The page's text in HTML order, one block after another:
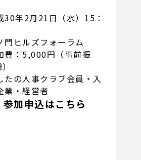
年2月21日（水）15：
ヒルズフォーラム
費：5,000円（事前振
の人事クラブ会員・入
業・経営者
加申込はこちら